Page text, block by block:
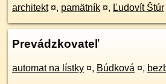
architekt ¤, pamätník ¤, Ľudovít Štúr
Prevádzkovateľ
automat na lístky ¤, Búdková ¤,